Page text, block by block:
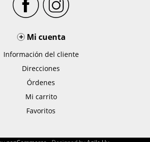
+ Mi cuenta
Información del cliente
Direcciones
Órdenes
Mi carrito
Favoritos